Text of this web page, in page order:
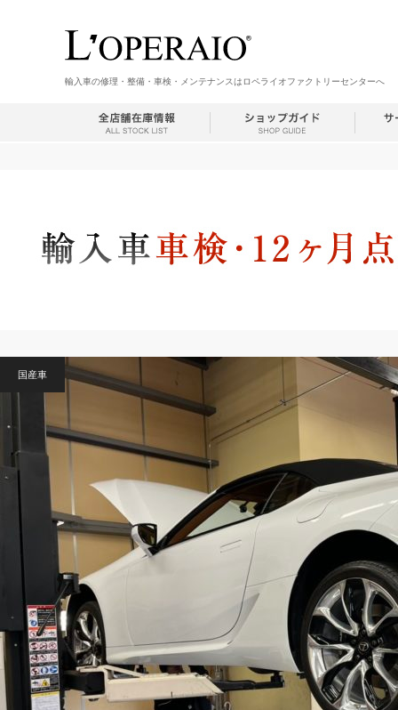
輸入車の修理・整備・車検・メンテナンスはロペライオファクトリーセンターへ
国産車